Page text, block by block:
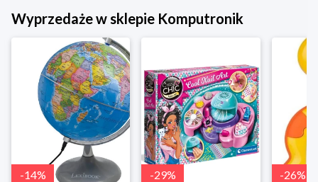
Wyprzedaże w sklepie Komputronik
-14% -29% -26%